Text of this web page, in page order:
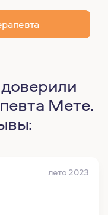
Мете.
лето 2023